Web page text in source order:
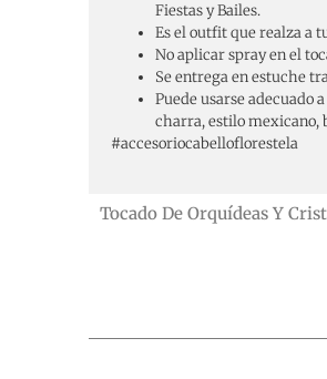
Fiestas y Bailes.
Es el outfit que realza a
No aplicar spray en el
Se entrega en estuche
Puede usarse adecuado
charra, estilo mexicano,
#accesoriocabelloflorestela
Tocado De Orquídeas Y